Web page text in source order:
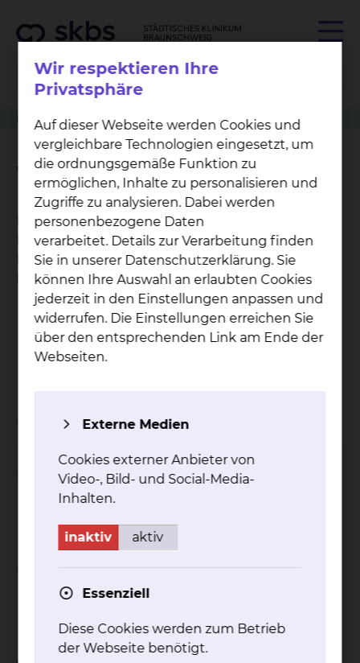
Klinikwegweiser Neurochirurgie Wahlleistung Begleitperson
Wahlleistung Begleitperson
Für Unterbringung und Verpflegung einer
Begleitperson ohne entsprechende medizinische
Notwendigkeit werden folgende Beträge
berechnet:
Unterbringung einer Begleitperson im Bett:
45,00 EUR
Unterbringung einer Begleitperson auf einer
Wichtiger Hinweis
Einschränkungen bei
Inanspruchnahme von
Abschlagszahlungen bei
Inanspruchnahme von
Wir respektieren Ihre
Privatsphäre
Auf dieser Webseite werden Cookies und
vergleichbare Technologien eingesetzt, um
die ordnungsgemäße Funktion zu
ermöglichen, Inhalte zu personalisieren und
Zugriffe zu analysieren. Dabei werden
personenbezogene Daten
verarbeitet. Details zur Verarbeitung finden
Sie in unserer Datenschutzerklärung. Sie
können Ihre Auswahl an erlaubten Cookies
jederzeit in den Einstellungen anpassen und
widerrufen. Die Einstellungen erreichen Sie
über den entsprechenden Link am Ende der
Webseiten.
Externe Medien
Cookies externer Anbieter von
Video-, Bild- und Social-Media-
Inhalten.
inaktiv aktiv
Essenziell
Diese Cookies werden zum Betrieb
der Webseite benötigt.